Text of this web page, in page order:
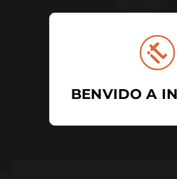
BENVIDO A